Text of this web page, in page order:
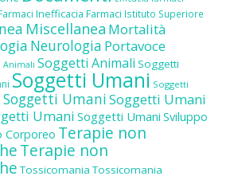
Inefficacia Farmaci Istituto Superiore
Miscellanea Mortalità
Neurologia Portavoce
Animali Soggetti Animali Soggetti
Soggetti Umani Soggetti
Soggetti UmaniSoggetti Umani
Umani Soggetti Umani Sviluppo
Corporeo Terapie non
Terapie non
Tossicomania Tossicomania